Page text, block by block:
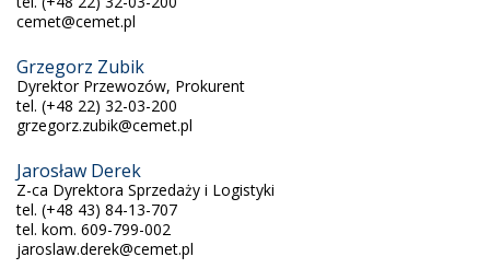
cemet@cemet.pl
Grzegorz Zubik
Dyrektor Przewozów, Prokurent
tel. (+48 22) 32-03-200
grzegorz.zubik@cemet.pl
Jarosław Derek
Z-ca Dyrektora Sprzedaży i Logistyki
tel. (+48 43) 84-13-707
tel. kom. 609-799-002
jaroslaw.derek@cemet.pl